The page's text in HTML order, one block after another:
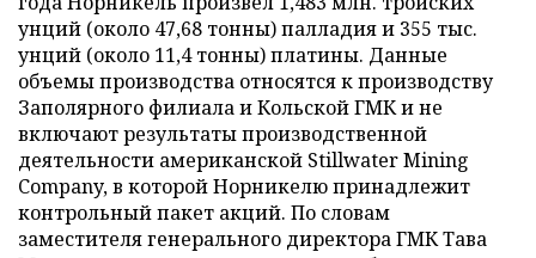
унций (около 47,68 тонны) палладия и 355 тыс.
унций (около 11,4 тонны) платины. Данные
объемы производства относятся к производству
Заполярного филиала и Кольской ГМК и не
включают результаты производственной
деятельности американской Stillwater Mining
Company, в которой Норникелю принадлежит
контрольный пакет акций. По словам
заместителя генерального директора ГМК Тава